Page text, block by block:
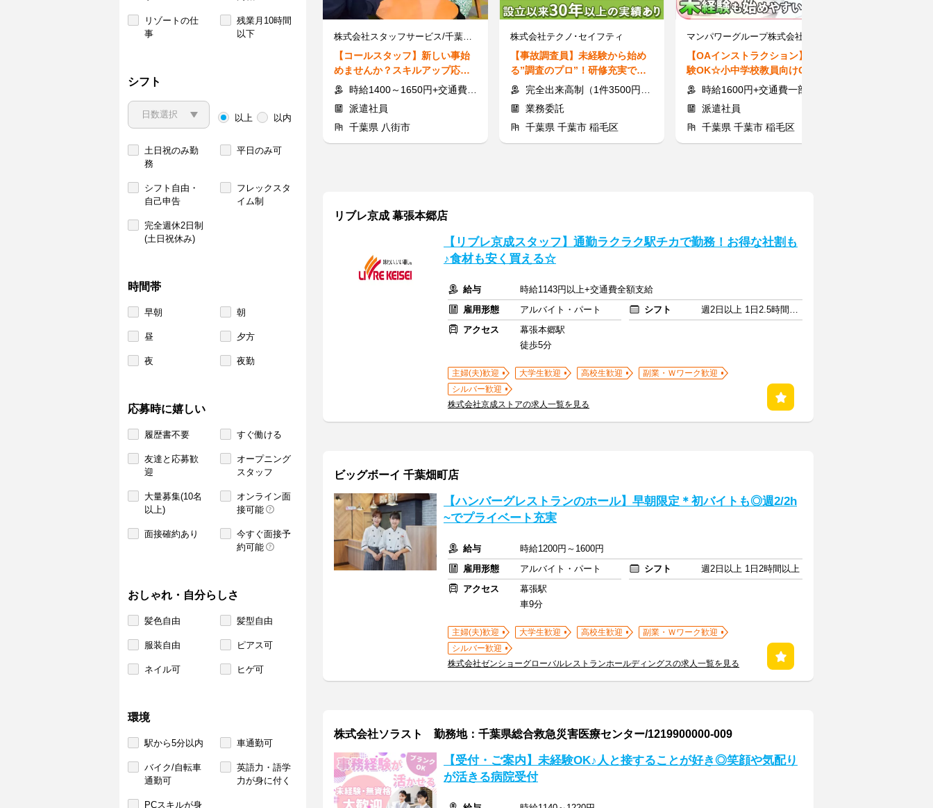
リゾートの仕
事
残業月10時間
以下
シフト
以上 以内
土日祝のみ勤
務
平日のみ可
シフト自由・
自己申告
フレックスタ
イム制
完全週休2日制
(土日祝休み)
時間帯
早朝 朝
昼 夕方
夜 夜勤
応募時に嬉しい
履歴書不要 すぐ働ける
友達と応募歓
迎
オープニング
スタッフ
大量募集(10名
以上)
オンライン面
接可能
面接確約あり
今すぐ面接予
約可能
おしゃれ・自分らしさ
髪色自由 髪型自由
服装自由 ピアス可
ネイル可 ヒゲ可
環境
駅から5分以内 車通勤可
バイク/自転車
通勤可
英語力・語学
力が身に付く
PCスキルが身
株式会社スタッフサービス/千葉県八街市・千葉【八街駅】
【コールスタッフ】新しい事始
めませんか？スキルアップ応援
★未経験OK◎綺麗なオフィス♪
時給1400～1650円+交通費支給
派遣社員
千葉県 八街市
株式会社テクノ･セイフティ
【事故調査員】未経験から始め
る”調査のプロ”！研修充実で安
心スタート！
完全出来高制（1件3500円～）
業務委託
千葉県 千葉市 稲毛区
【OAインストラクション】未経
験OK☆小中学校教員向けOA機
器操作サポート♪ ＠白井市
時給1600円+交通費一部支給
派遣社員
千葉県 千葉市 稲毛区
リブレ京成 幕張本郷店
【リブレ京成スタッフ】通勤ラクラク駅チカで勤務！お得な社割も
♪食材も安く買える☆
給与
時給1143円以上+交通費全額支給
雇用形態
アルバイト・パート シフト
週2日以上 1日2.5時間以上
アクセス
幕張本郷駅
徒歩5分
主婦(夫)歓迎 大学生歓迎 高校生歓迎
副業・Ｗワーク歓迎
シルバー歓迎
株式会社京成ストアの求人一覧を見る
ビッグボーイ 千葉畑町店
【ハンバーグレストランのホール】早朝限定＊初バイトも◎週2/2h
~でプライベート充実
給与
時給1200円～1600円
雇用形態
アルバイト・パート シフト
週2日以上 1日2時間以上
アクセス
幕張駅
車9分
主婦(夫)歓迎 大学生歓迎 高校生歓迎
副業・Ｗワーク歓迎
シルバー歓迎
株式会社ゼンショーグローバルレストランホールディングスの求人一覧を見る
株式会社ソラスト 勤務地：千葉県総合救急災害医療センター/1219900000-009
【受付・ご案内】未経験OK♪人と接することが好き◎笑顔や気配り
が活きる病院受付